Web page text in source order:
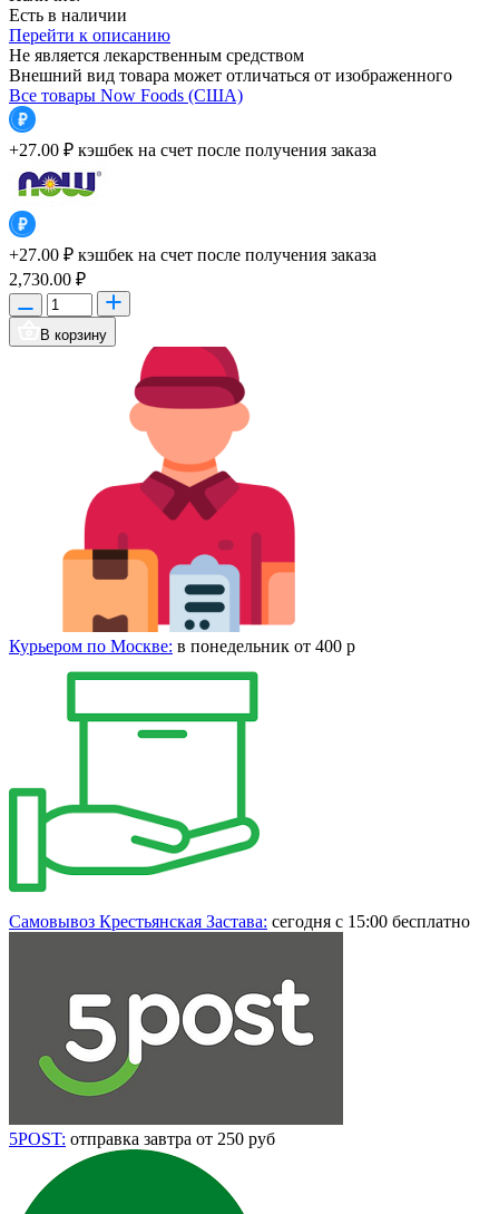
Есть в наличии
Перейти к описанию
Не является лекарственным средством
Внешний вид товара может отличаться от изображенного
Все товары Now Foods (США)
+27.00 ₽ кэшбек на счет после получения заказа
+27.00 ₽ кэшбек на счет после получения заказа
2,730.00 ₽
В корзину
Курьером по Москве: в понедельник от 400 р
Самовывоз Крестьянская Застава: сегодня с 15:00 бесплатно
5POST: отправка завтра от 250 руб